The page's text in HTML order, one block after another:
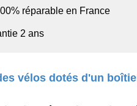
réparable en France
2 ans
vélos dotés d'un